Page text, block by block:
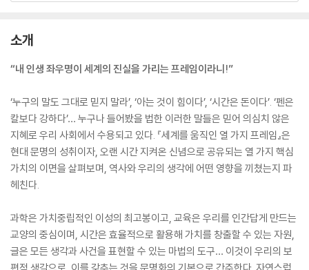
소개
“내 인생 좌우명이 세계의 진실을 가리는 프레임이라니!”
‘누구의 말도 그대로 믿지 말라’, ‘아는 것이 힘이다’, ‘시간은 돈이다’. ‘펜은
칼보다 강하다’… 누구나 들어봤을 법한 이러한 말들은 믿어 의심치 않은
지혜로 우리 사회에서 수용되고 있다. 『세계를 움직인 열 가지 프레임』은
현대 문명의 성취이자, 오랜 시간 지켜온 신념으로 공유되는 열 가지 핵심
가치의 이면을 살펴보며, 역사와 우리의 생각에 어떤 영향을 끼쳤는지 파
헤친다.
과학은 가치중립적인 이성의 최고봉이고, 교육은 우리를 인간답게 만드는
교양의 중심이며, 시간은 효율적으로 활용해 가치를 창출할 수 있는 자원,
글은 모든 생각과 사건을 표현할 수 있는 마법의 도구… 이것이 우리의 보